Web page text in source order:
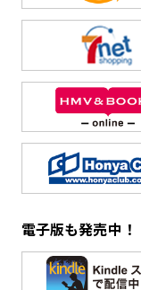
電子版も発売中！